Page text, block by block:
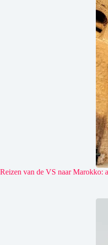
Reizen van de VS naar Marokko: